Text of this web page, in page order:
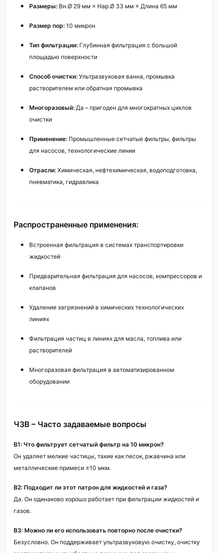
Размеры: Вн.Ø 29 мм × Нар.Ø 33 мм × Длина 65 мм
Размер пор: 10 микрон
Тип фильтрации: Глубинная фильтрация с большой
площадью поверхности
Способ очистки: Ультразвуковая ванна, промывка
растворителем или обратная промывка
Многоразовый: Да – пригоден для многократных циклов
очистки
Применение: Промышленные сетчатые фильтры, фильтры
для насосов, технологические линии
Отрасли: Химическая, нефтехимическая, водоподготовка,
пневматика, гидравлика
Распространенные применения:
Встроенная фильтрация в системах транспортировки
жидкостей
Предварительная фильтрация для насосов, компрессоров и
клапанов
Удаление загрязнений в химических технологических
линиях
Фильтрация частиц в линиях для масла, топлива или
растворителей
Многоразовая фильтрация в автоматизированном
оборудовании
ЧЗВ – Часто задаваемые вопросы
В1: Что фильтрует сетчатый фильтр на 10 микрон?
Он удаляет мелкие частицы, такие как песок, ржавчина или
металлические примеси ≥10 мкм.
В2: Подходит ли этот патрон для жидкостей и газа?
Да. Он одинаково хорошо работает при фильтрации жидкостей и
газов.
В3: Можно ли его использовать повторно после очистки?
Безусловно. Он поддерживает ультразвуковую очистку, очистку